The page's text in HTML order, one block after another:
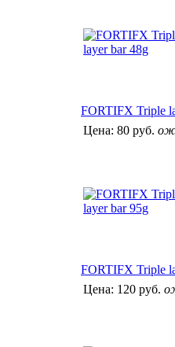
FORTIFX Triple
Цена: 80 руб.
FORTIFX Triple
Цена: 120 руб.